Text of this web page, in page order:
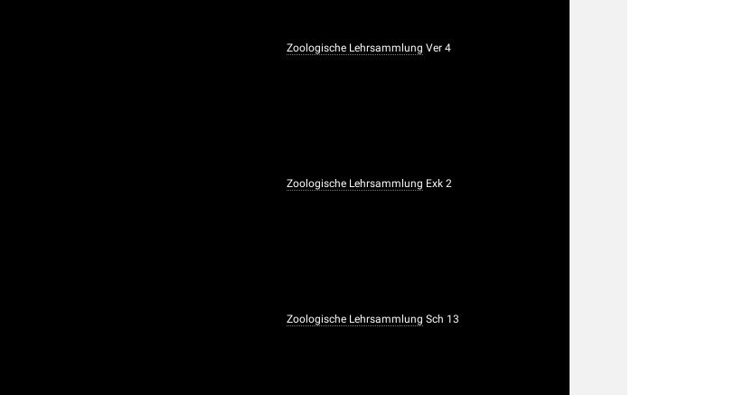
Zoologische Lehrsammlung Ver 4
Zoologische Lehrsammlung Exk 2
Zoologische Lehrsammlung Sch 13